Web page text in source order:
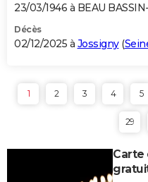
23/03/1946 à BEAU
Décès
02/12/2025 à Jossigny(
1 2 3 4 5
29
Carte